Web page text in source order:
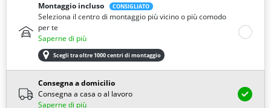
Montaggio incluso
CONSIGLIATO
Seleziona il centro di montaggio più vicino o più comodo
per te
Saperne di più
Scegli tra oltre 1000 centri di montaggio
Consegna a domicilio
Consegna a casa o al lavoro
Saperne di più